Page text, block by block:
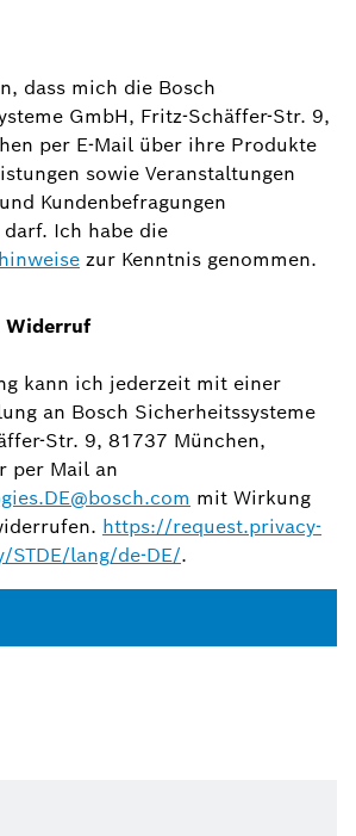
dass mich die Bosch
GmbH, Fritz-Schäffer-Str. 9,
per E-Mail über ihre Produkte
sowie Veranstaltungen
Kundenbefragungen
Ich habe die
zur Kenntnis genommen.
Widerruf
kann ich jederzeit mit einer
an Bosch Sicherheitssysteme
Str. 9, 81737 München,
per Mail an
mit Wirkung
https://request.privacy-
lang/de-DE/.